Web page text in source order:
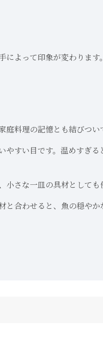
よって印象が変わりま
料理の記憶とも結びつ
すい目です。温めすぎ
さな一皿の具材として
合わせると、魚の穏やか